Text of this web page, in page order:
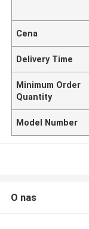
Cena
Delivery Time
Minimum Order
Quantity
Model Number
O nas